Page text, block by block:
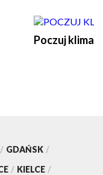
Poczuj klimat
/ GDAŃSK /
/ KIELCE /